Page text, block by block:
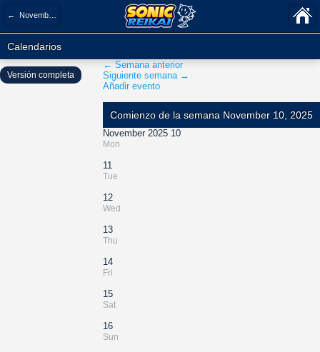
← November 2025
Calendarios
← Semana anterior
Siguiente semana →
Añadir evento
Comienzo de la semana November 10, 2025
November 2025 10
Mon
11
Tue
12
Wed
13
Thu
14
Fri
15
Sat
16
Sun
Versión completa